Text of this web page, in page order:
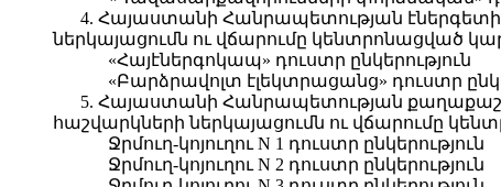
4. Հայաստանի Հանրապետության
ներկայացումն ու վճարումը կենտրոնացված
«Հայէներգոկապ» դուստր ընկերություն
«Բարձրավոլտ էլեկտրացանց» դուստր
5. Հայաստանի Հանրապետության
հաշվարկների ներկայացումն ու վճարումը
Ջրմուղ-կոյուղու N 1 դուստր ընկերություն
Ջրմուղ-կոյուղու N 2 դուստր ընկերություն